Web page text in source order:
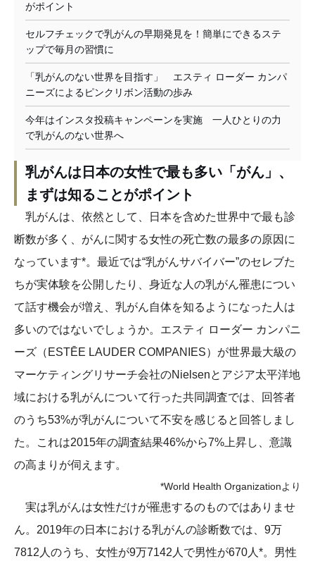
がポイント
セルフチェックで乳がんの早期発見を！簡単にできるステ
ップで毎月の習慣に
「乳がんのない世界を目指す」 エスティ ローダー カンパ
ニーズによるピンクリボン活動の歩み
今年はインスタ投稿キャンペーンを実施 一人ひとりの力
で乳がんのない世界へ
乳がんは日本の女性で最も多い「がん」、
まずは知ることがポイント
乳がんは、依然として、日本を含めた世界中で最も診
断数が多く、がんに関する女性の死亡数の最多の原因に
なっています*。最近では“乳がんサバイバー”のセレブた
ちが実体験を公開したり、身近な人の乳がん罹患につい
て話す機会が増え、乳がん自体を知るようになった人は
多いのではないでしょうか。エスティ ローダー カンパニ
ーズ（ESTĒE LAUDER COMPANIES）が世界最大級の
マーケティングリサーチ会社のNielsenとアジア太平洋地
域における乳がんについて行った共同調査では、回答者
のうち53%が乳がんについて不安を感じると回答しまし
た。これは2015年の調査結果46%から7%上昇し、意識
の高まりが伺えます。
*World Health Organizationより
実は乳がんは女性だけが罹患するのものではありませ
ん。2019年の日本における乳がんの診断数では、9万
7812人のうち、女性が9万7142人で男性が670人*。男性